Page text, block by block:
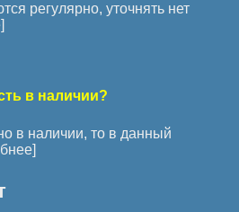
регулярно, уточнять нет
]
в наличии?
в наличии, то в данный
]